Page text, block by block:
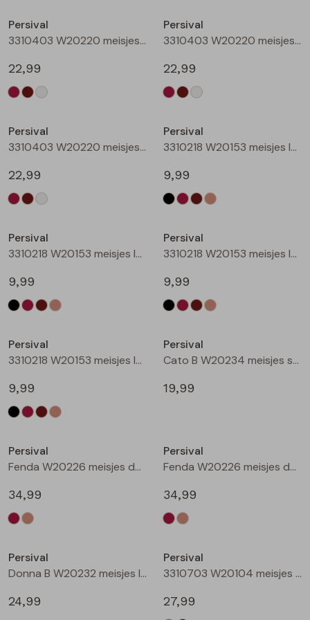
Bermuda's
Persival
3310403 W20220 meisjes sweatshirt Wijnrood
22,99
Persival
3310403 W20220 meisjes sweatshirt Bruin donker
22,99
Persival
3310403 W20220 meisjes sweatshirt Cream
22,99
Persival
3310218 W20153 meisjes legging Zwart
9,99
Persival
3310218 W20153 meisjes legging Wijnrood
9,99
Persival
3310218 W20153 meisjes legging Bruin donker
9,99
Persival
3310218 W20153 meisjes legging Taupe
9,99
Persival
Cato B W20234 meisjes sweatshirt Wijnrood
19,99
Persival
Fenda W20226 meisjes denim jack Wijnrood
34,99
Persival
Fenda W20226 meisjes denim jack Zand
34,99
Persival
Donna B W20232 meisjes lange broek Wijnrood
24,99
Persival
3310703 W20104 meisjes Jurk Cerise
27,99